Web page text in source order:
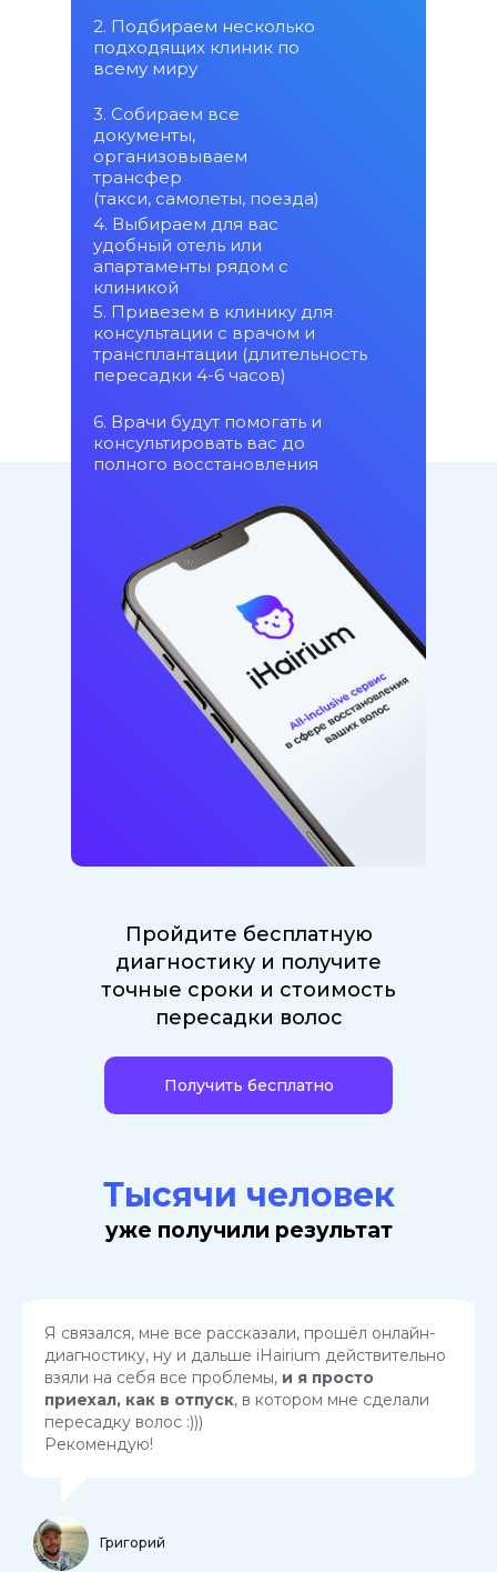
2. Подбираем несколько
подходящих клиник по
всему миру
3. Собираем все
документы,
организовываем
трансфер
(такси, самолеты, поезда)
4. Выбираем для вас
удобный отель или
апартаменты рядом с
клиникой
5. Привезем в клинику для
консультации с врачом и
трансплантации (длительность
пересадки 4-6 часов)
6. Врачи будут помогать и
консультировать вас до
полного восстановления
Получить бесплатно
Пройдите бесплатную
диагностику и получите
точные сроки и стоимость
пересадки волос
Тысячи человек
уже получили результат
Я связался, мне все рассказали, прошёл онлайн-
диагностику, ну и дальше iHairium действительно
взяли на себя все проблемы, и я просто
приехал, как в отпуск, в котором мне сделали
пересадку волос :)))
Рекомендую!
Григорий